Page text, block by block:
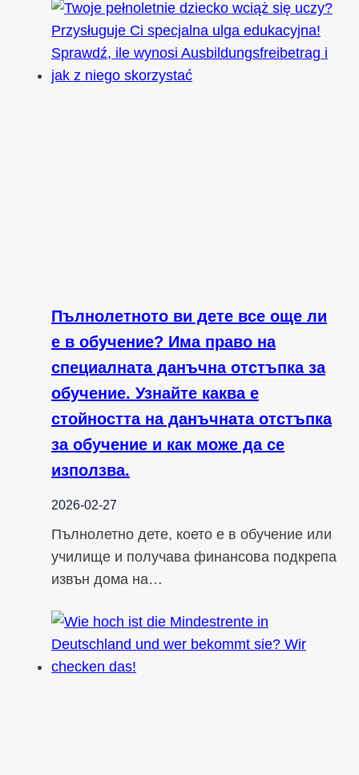
Пълнолетното ви дете все още ли
е в обучение? Има право на
специалната данъчна отстъпка за
обучение. Узнайте каква е
стойността на данъчната отстъпка
за обучение и как може да се
използва.
2026-02-27
Пълнолетно дете, което е в обучение или
училище и получава финансова подкрепа
извън дома на…